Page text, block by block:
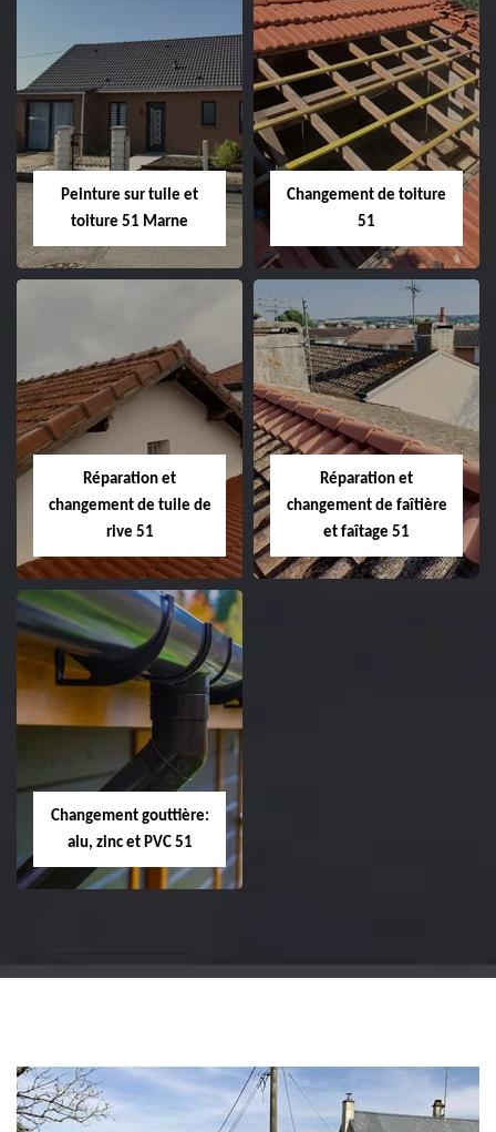
Peintre et peinture
de façade 51
Hydrofuge toiture
51
Peinture sur tuile et
toiture 51 Marne
Peinture sur tuile
et toiture 51
Marne
Changement de toiture
51
Changement de
toiture 51
Réparation et
changement de tuile de
rive 51
Réparation et
changement de
tuile de rive 51
Réparation et
changement de faîtière
et faîtage 51
Changement gouttière:
alu, zinc et PVC 51
et PVC 51